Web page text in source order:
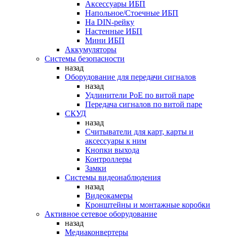
Аксессуары ИБП
Напольное/Стоечные ИБП
На DIN-рейку
Настенные ИБП
Мини ИБП
Аккумуляторы
Системы безопасности
назад
Оборудование для передачи сигналов
назад
Удлинители PoE по витой паре
Передача сигналов по витой паре
СКУД
назад
Считыватели для карт, карты и
аксессуары к ним
Кнопки выхода
Контроллеры
Замки
Системы видеонаблюдения
назад
Видеокамеры
Кронштейны и монтажные коробки
Активное сетевое оборудование
назад
Медиаконвертеры